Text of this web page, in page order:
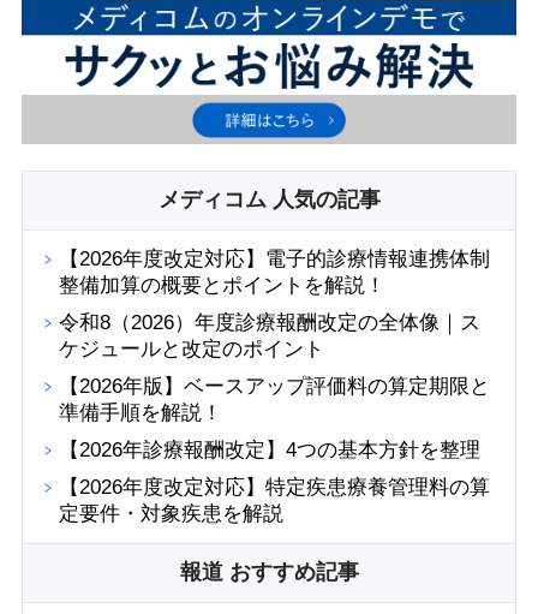
メディコム 人気の記事
【2026年度改定対応】電子的診療情報連携体制
整備加算の概要とポイントを解説！
令和8（2026）年度診療報酬改定の全体像｜ス
ケジュールと改定のポイント
【2026年版】ベースアップ評価料の算定期限と
準備手順を解説！
【2026年診療報酬改定】4つの基本方針を整理
【2026年度改定対応】特定疾患療養管理料の算
定要件・対象疾患を解説
報道 おすすめ記事